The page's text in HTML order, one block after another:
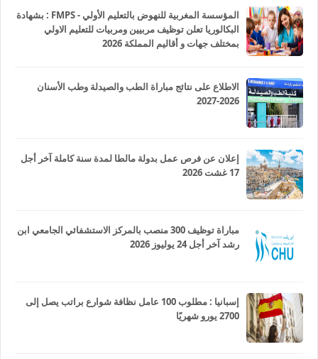
المؤسسة المغربية للنهوض بالتعليم الأولي - FMPS : بشهادة
البكالوريا تعلن توظيف مربيين ومربيات للتعليم الاولي
بمختلف جهات و أقاليم المملكة 2026
الاطلاع على نتائج مباراة الطب والصيدلة وطب الأسنان
2026-2027
إعلان عن فرص عمل بدولة مالطا لمدة سنة كاملة آخر أجل
17 غشت 2026
مباراة توظيف 300 منصب بالمركز الاستشفائي الجامعي ابن
رشد آخر أجل 24 يوليوز 2026
إسبانيا : مطلوب 100 عامل نظافة شوارع براتب يصل إلى
2700 يورو شهريًا